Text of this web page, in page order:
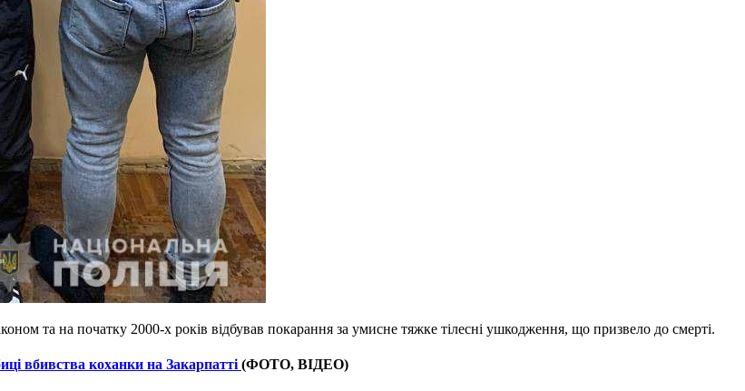
та на початку 2000-х років відбував покарання за умисне тяжке тілесні ушкодження, що призвело до смерті.
вбивства коханки на Закарпатті(ФОТО, ВІДЕО)